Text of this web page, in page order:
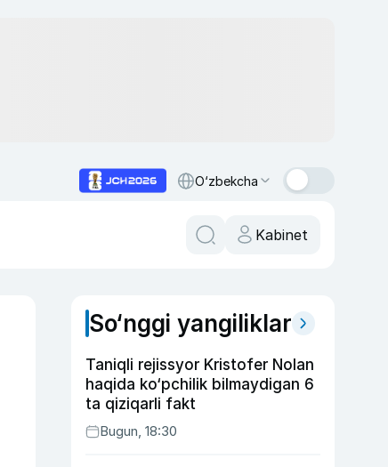
O‘zbekcha
Kabinet
So‘nggi yangiliklar
Taniqli rejissyor Kristofer Nolan
haqida ko‘pchilik bilmaydigan 6
ta qiziqarli fakt
Bugun, 18:30